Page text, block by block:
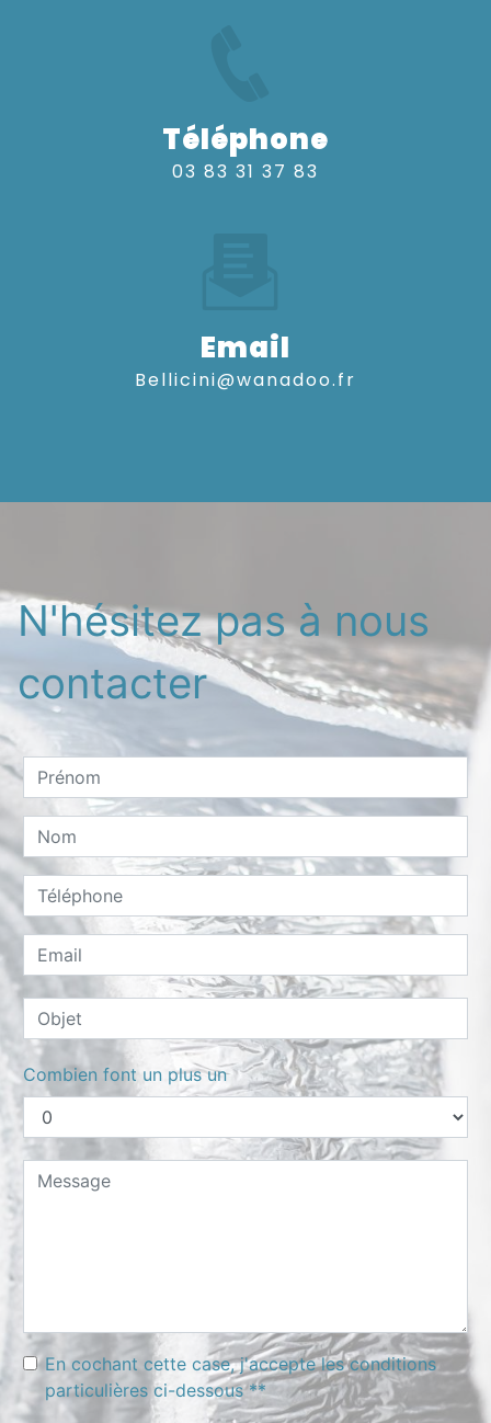
Téléphone
03 83 31 37 83
Email
bellicini@wanadoo.fr
N'hésitez pas à nous
contacter
Combien font un plus un
En cochant cette case, j'accepte les conditions
particulières ci-dessous **